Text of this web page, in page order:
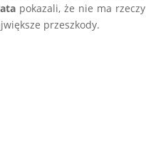
pokazali, że nie ma rzeczy
przeszkody.